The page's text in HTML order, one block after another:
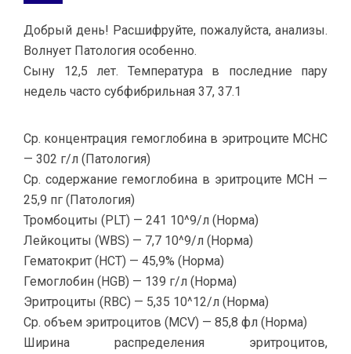
Добрый день! Расшифруйте, пожалуйста, анализы.
Волнует Патология особенно.
Сыну 12,5 лет. Температура в последние пару
недель часто субфибрильная 37, 37.1
Ср. концентрация гемоглобина в эритроците MCHC
— 302 г/л (Патология)
Ср. содержание гемоглобина в эритроците MCH —
25,9 пг (Патология)
Тромбоциты (PLT) — 241 10^9/л (Норма)
Лейкоциты (WBS) — 7,7 10^9/л (Норма)
Гематокрит (HCT) — 45,9% (Норма)
Гемоглобин (HGB) — 139 г/л (Норма)
Эритроциты (RBC) — 5,35 10^12/л (Норма)
Ср. объем эритроцитов (MCV) — 85,8 фл (Норма)
Ширина распределения эритроцитов,